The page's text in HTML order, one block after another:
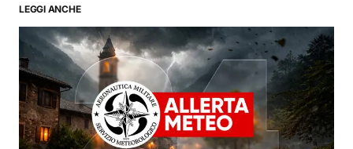
LEGGI ANCHE